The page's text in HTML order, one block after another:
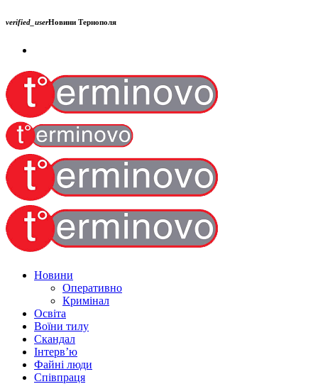
verified_userНовини Тернополя
Новини
Оперативно
Кримінал
Освіта
Воїни тилу
Скандал
Інтерв’ю
Файні люди
Співпраця